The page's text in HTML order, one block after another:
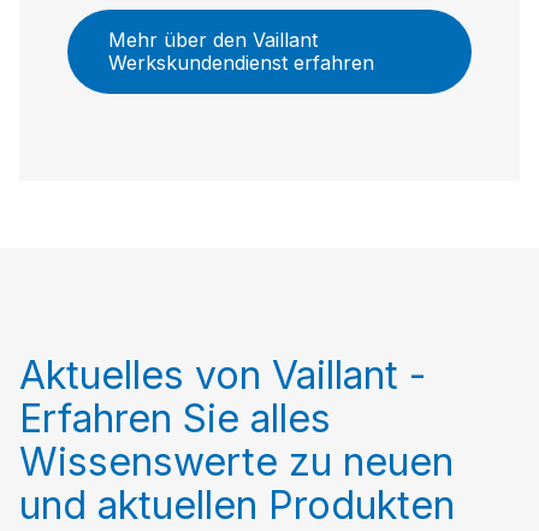
Mehr über den Vaillant
Werkskundendienst erfahren
Aktuelles von Vaillant -
Erfahren Sie alles
Wissenswerte zu neuen
und aktuellen Produkten